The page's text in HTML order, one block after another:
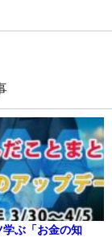
ぶ「お金の知